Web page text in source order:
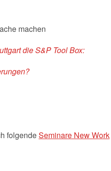
machen
die S&P Tool Box:
folgendeSeminare New Work